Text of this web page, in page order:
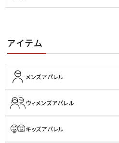
アイテム
メンズアパレル
ウィメンズアパレル
キッズアパレル